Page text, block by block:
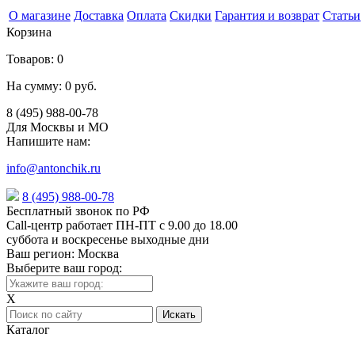
О магазине Доставка Оплата Скидки Гарантия и возврат Статьи
Корзина
Товаров: 0
На сумму: 0 руб.
8 (495) 988-00-78
Для Москвы и МО
Напишите нам:
info@antonchik.ru
8 (495) 988-00-78
Бесплатный звонок по РФ
Call-центр работает ПН-ПТ с 9.00 до 18.00
суббота и воскресенье выходные дни
Ваш регион: Москва
Выберите ваш город:
X
Каталог